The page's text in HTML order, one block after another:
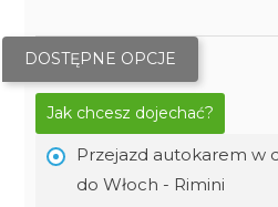
DOSTĘPNE OPCJE
Jak chcesz dojechać?
Przejazd autokarem w
do Włoch - Rimini